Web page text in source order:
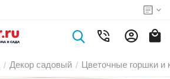
/ Декор садовый / Цветочные горшки и